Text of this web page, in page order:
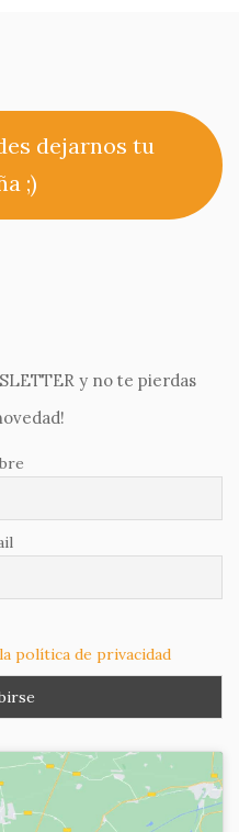
dejarnos tu
;)
y no te pierdas
política de privacidad